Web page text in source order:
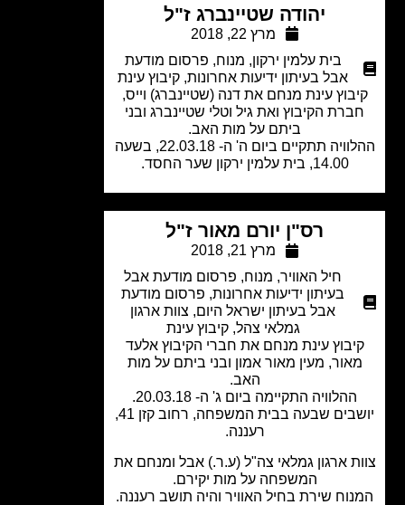
יהודה שטיינברג ז"ל
מרץ 22, 2018
בית עלמין ירקון,מנוח,פרסום מודעת
אבל בעיתון ידיעות אחרונות,קיבוץ עינת
עינת מנחם את דנה (שטיינברג) וייס,
הקיבוץ ואת גיל וטלי שטיינברג ובני
ביתם על מות האב.
ההלוויה תתקיים ביום ה' ה- 22.03.18, בשעה
רס"ן יורם מאור ז"ל
מרץ 21, 2018
חיל האוויר, מנוח,פרסום מודעת אבל
בעיתון ידיעות אחרונות,פרסום מודעת
אבל בעיתון ישראל היום,צוות ארגון
גמלאי צהל,קיבוץ עינת
עינת מנחם את חברי הקיבוץ אלעד
מעין מאור אמון ובני ביתם על מות
ההלוויה התקיימה ביום ג' ה- 20.03.18.
יושבים שבעה בבית המשפחה, רחוב קזן 41,
ארגון גמלאי צה"ל (ע.ר.) אבל ומנחם את
המשפחה על מות יקירם.
שירת בחיל האוויר והיה תושב רעננה.